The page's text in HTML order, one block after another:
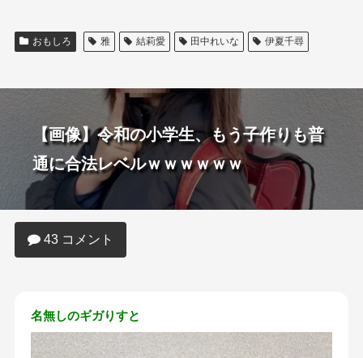
おもしろ 雅 結莉愛 田中れいな 伊夏千尋
【画像】令和の小学生、もう子作りも普
通に合法レベルｗｗｗｗｗｗ
43 コメント
名無しのギガりすと